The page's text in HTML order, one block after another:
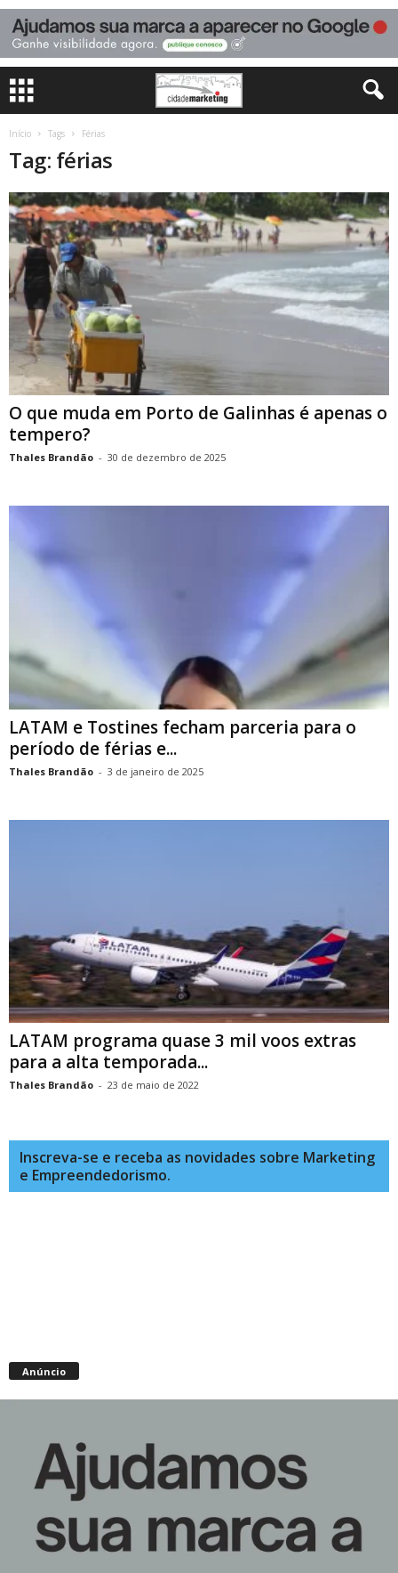
Início Tags Férias
Tag: férias
O que muda em Porto de Galinhas é apenas o
tempero?
Thales Brandão - 30 de dezembro de 2025
LATAM e Tostines fecham parceria para o
período de férias e...
Thales Brandão - 3 de janeiro de 2025
LATAM programa quase 3 mil voos extras
para a alta temporada...
Thales Brandão - 23 de maio de 2022
Inscreva-se e receba as novidades sobre Marketing
e Empreendedorismo.
Anúncio